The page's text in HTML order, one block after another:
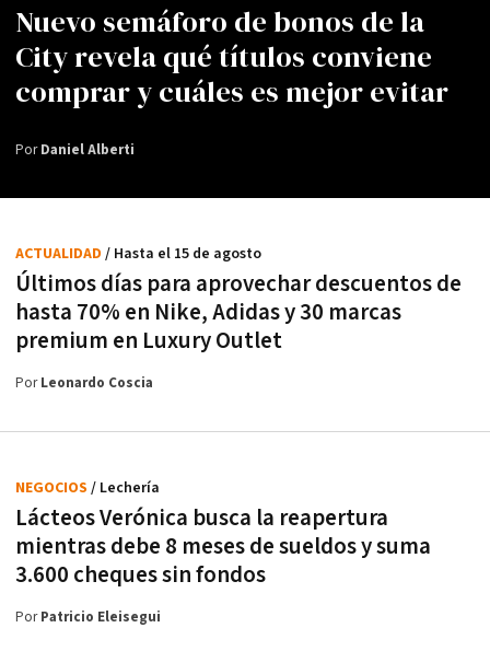
Nuevo semáforo de bonos de la
City revela qué títulos conviene
comprar y cuáles es mejor evitar
PorDaniel Alberti
Últimos días para aprovechar descuentos de
hasta 70% en Nike, Adidas y 30 marcas
premium en Luxury Outlet
ACTUALIDAD / Hasta el 15 de agosto
PorLeonardo Coscia
Lácteos Verónica busca la reapertura
mientras debe 8 meses de sueldos y suma
3.600 cheques sin fondos
NEGOCIOS / Lechería
PorPatricio Eleisegui